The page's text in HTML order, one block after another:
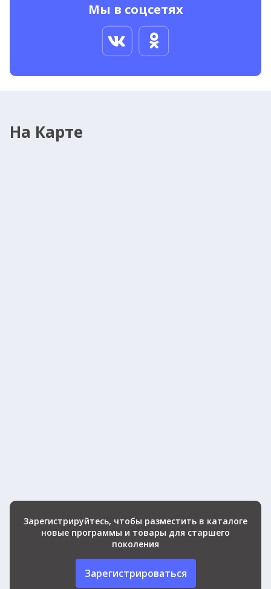
Мы в соцсетях
На Карте
Зарегистрируйтесь, чтобы разместить в каталоге
новые программы и товары для старшего
поколения
Зарегистрироваться